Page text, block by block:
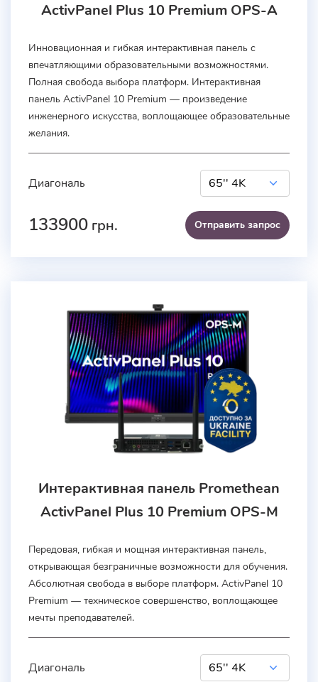
ActivPanel Plus 10 Premium OPS-A
Инновационная и гибкая интерактивная панель с
впечатляющими образовательными возможностями.
Полная свобода выбора платформ. Интерактивная
панель ActivPanel 10 Premium — произведение
инженерного искусства, воплощающее образовательные
желания.
Диагональ
133900 грн. Отправить запроc
Интерактивная панель Promethean
ActivPanel Plus 10 Premium OPS-M
Передовая, гибкая и мощная интерактивная панель,
открывающая безграничные возможности для обучения.
Абсолютная свобода в выборе платформ. ActivPanel 10
Premium — техническое совершенство, воплощающее
мечты преподавателей.
Диагональ